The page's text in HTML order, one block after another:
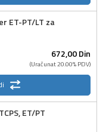
ET-PT/LT za
672,00Din
(Uračunat 20.00% PDV)
ET/PT